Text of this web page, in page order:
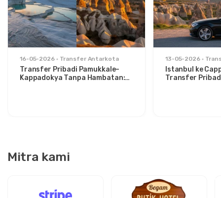
16-05-2026 Transfer Antarkota
Transfer Pribadi Pamukkale–
Kappadokya Tanpa Hambatan:
13-05-2026
Istanbul ke
Transfer
Mitra kami